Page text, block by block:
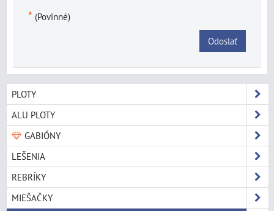
* (Povinné)
Odoslať
PLOTY
ALU PLOTY
GABIÓNY
LEŠENIA
REBRÍKY
MIEŠAČKY